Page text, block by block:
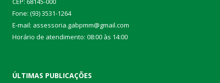
Fone: (93) 3531-1264
E-mail: assessoria.gabpmm@gmail.com
Horário de atendimento: 08:00 às 14:00
ÚLTIMAS PUBLICAÇÕES